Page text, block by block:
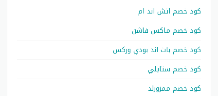
كود خصم اتش اند ام
كود خصم ماكس فاشن
كود خصم باث اند بودي وركس
كود خصم ستايلي
كود خصم ممزورلد